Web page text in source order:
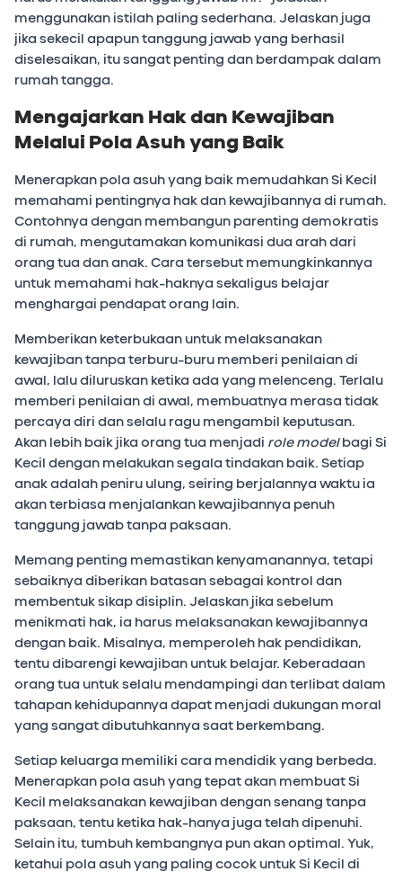
menggunakan istilah paling sederhana. Jelaskan juga
jika sekecil apapun tanggung jawab yang berhasil
diselesaikan, itu sangat penting dan berdampak dalam
rumah tangga.
Mengajarkan Hak dan Kewajiban
Melalui Pola Asuh yang Baik
Menerapkan pola asuh yang baik memudahkan Si Kecil
memahami pentingnya hak dan kewajibannya di rumah.
Contohnya dengan membangun parenting demokratis
di rumah, mengutamakan komunikasi dua arah dari
orang tua dan anak. Cara tersebut memungkinkannya
untuk memahami hak-haknya sekaligus belajar
menghargai pendapat orang lain.
Memberikan keterbukaan untuk melaksanakan
kewajiban tanpa terburu-buru memberi penilaian di
awal, lalu diluruskan ketika ada yang melenceng. Terlalu
memberi penilaian di awal, membuatnya merasa tidak
percaya diri dan selalu ragu mengambil keputusan.
Akan lebih baik jika orang tua menjadi role modelbagi Si
Kecil dengan melakukan segala tindakan baik. Setiap
anak adalah peniru ulung, seiring berjalannya waktu ia
akan terbiasa menjalankan kewajibannya penuh
tanggung jawab tanpa paksaan.
Memang penting memastikan kenyamanannya, tetapi
sebaiknya diberikan batasan sebagai kontrol dan
membentuk sikap disiplin. Jelaskan jika sebelum
menikmati hak, ia harus melaksanakan kewajibannya
dengan baik. Misalnya, memperoleh hak pendidikan,
tentu dibarengi kewajiban untuk belajar. Keberadaan
orang tua untuk selalu mendampingi dan terlibat dalam
tahapan kehidupannya dapat menjadi dukungan moral
yang sangat dibutuhkannya saat berkembang.
Setiap keluarga memiliki cara mendidik yang berbeda.
Menerapkan pola asuh yang tepat akan membuat Si
Kecil melaksanakan kewajiban dengan senang tanpa
paksaan, tentu ketika hak-hanya juga telah dipenuhi.
Selain itu, tumbuh kembangnya pun akan optimal. Yuk,
ketahui pola asuh yang paling cocok untuk Si Kecil di